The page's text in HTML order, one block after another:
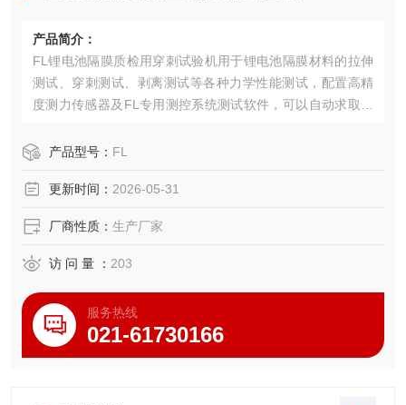
产品简介：
FL锂电池隔膜质检用穿刺试验机用于锂电池隔膜材料的拉伸
测试、穿刺测试、剥离测试等各种力学性能测试，配置高精
度测力传感器及FL专用测控系统测试软件，可以自动求取隔
等）、穿刺力、拉伸力、剥离力等试验参数，
产品型号： FL
更新时间： 2026-05-31
厂商性质： 生产厂家
访 问 量 ： 203
服务热线
021-61730166